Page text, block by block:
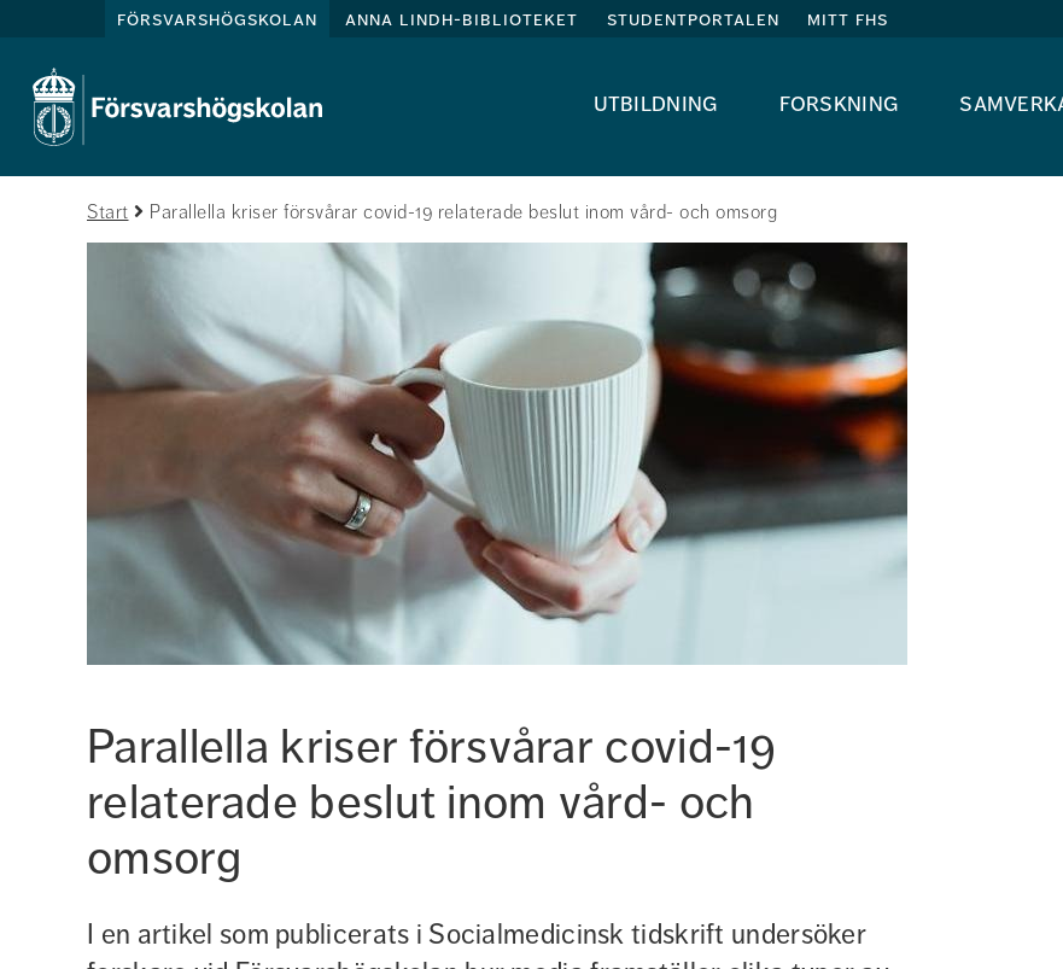
försvarshögskolan anna lindh-biblioteket studentportalen mitt fhs
utbildning forskning
Start Parallella kriser försvårar covid-19 relaterade beslut inom vård- och omsorg
Parallella kriser försvårar covid-19
relaterade beslut inom vård- och
omsorg
I en artikel som publicerats i Socialmedicinsk tidskrift undersöker